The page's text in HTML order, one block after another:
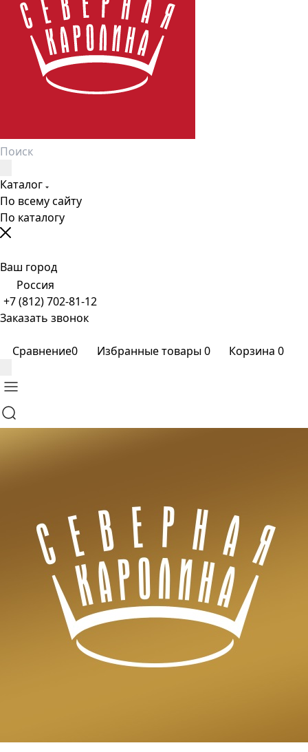
Каталог
По всему сайту
По каталогу
Ваш город
Россия
+7 (812) 702-81-12
Заказать звонок
Сравнение0 Избранные товары0 Корзина 0